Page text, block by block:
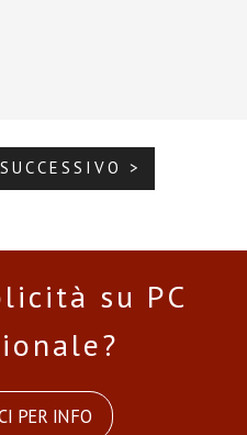
SUCCESSIVO >
su PC
PER INFO